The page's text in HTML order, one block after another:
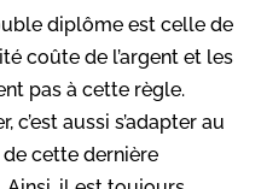
diplôme est celle de
coûte de l’argent et les
pas à cette règle.
c’est aussi s’adapter au
cette dernière